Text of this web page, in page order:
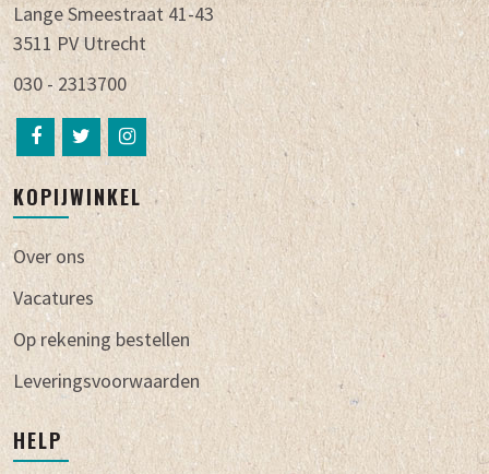
Lange Smeestraat 41-43
3511 PV Utrecht
030 - 2313700
KOPIJWINKEL
Over ons
Vacatures
Op rekening bestellen
Leveringsvoorwaarden
HELP